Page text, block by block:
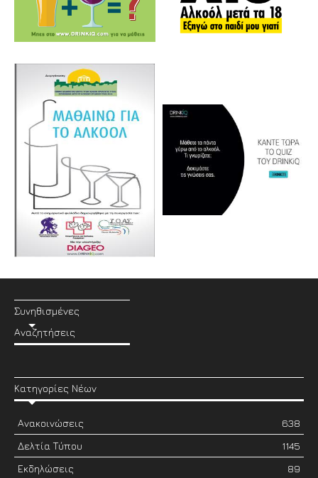
Συνηθισμένες
Αναζητήσεις
Κατηγορίες Νέων
Ανακοινώσεις
638
Δελτία Τύπου
1145
Εκδηλώσεις
89